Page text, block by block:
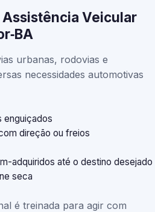
Veicular
urbanas, rodovias e
necessidades automotivas
enguiçados
direção ou freios
adquiridos até o destino desejado
seca
é treinada para agir com